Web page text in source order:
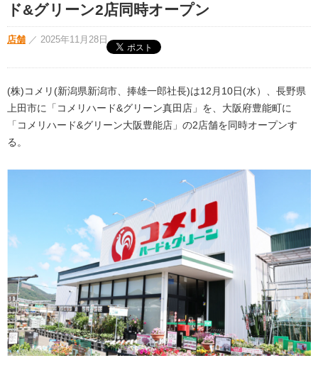
ド&グリーン2店同時オープン
店舗 ／ 2025年11月28日
(株)コメリ(新潟県新潟市、捧雄一郎社長)は12月10日(水）、長野県
上田市に「コメリハード&グリーン真田店」を、大阪府豊能町に
「コメリハード&グリーン大阪豊能店」の2店舗を同時オープンす
る。